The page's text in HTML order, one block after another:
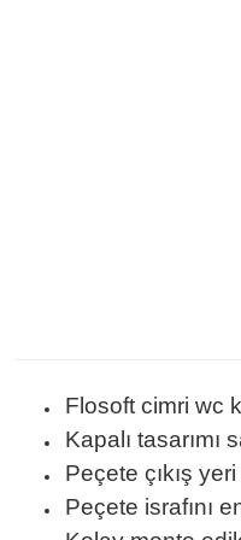
Flosoft cimri wc
Kapalı
Peçete çıkış
Peçete israfını